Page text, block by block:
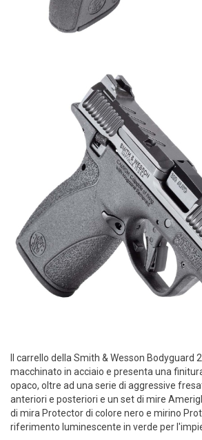
Il carrello della Smith & Wesson Bodyguard
macchinato in acciaio e presenta una
opaco, oltre ad una serie di aggressive
anteriori e posteriori e un set di mire
di mira Protector di colore nero e mirino
riferimento luminescente in verde per